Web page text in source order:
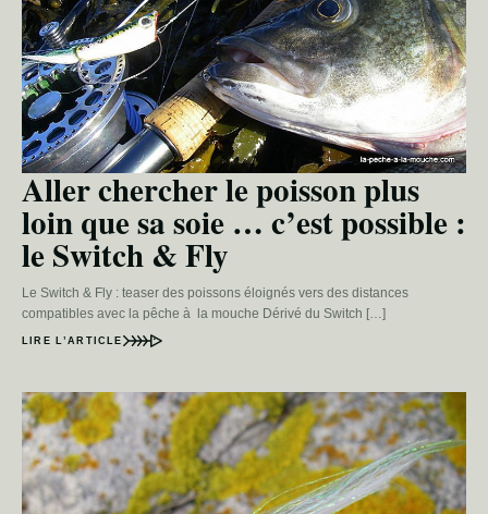
Aller chercher le poisson plus
loin que sa soie … c’est possible :
le Switch & Fly
Le Switch & Fly : teaser des poissons éloignés vers des distances
compatibles avec la pêche à la mouche Dérivé du Switch […]
LIRE L’ARTICLE